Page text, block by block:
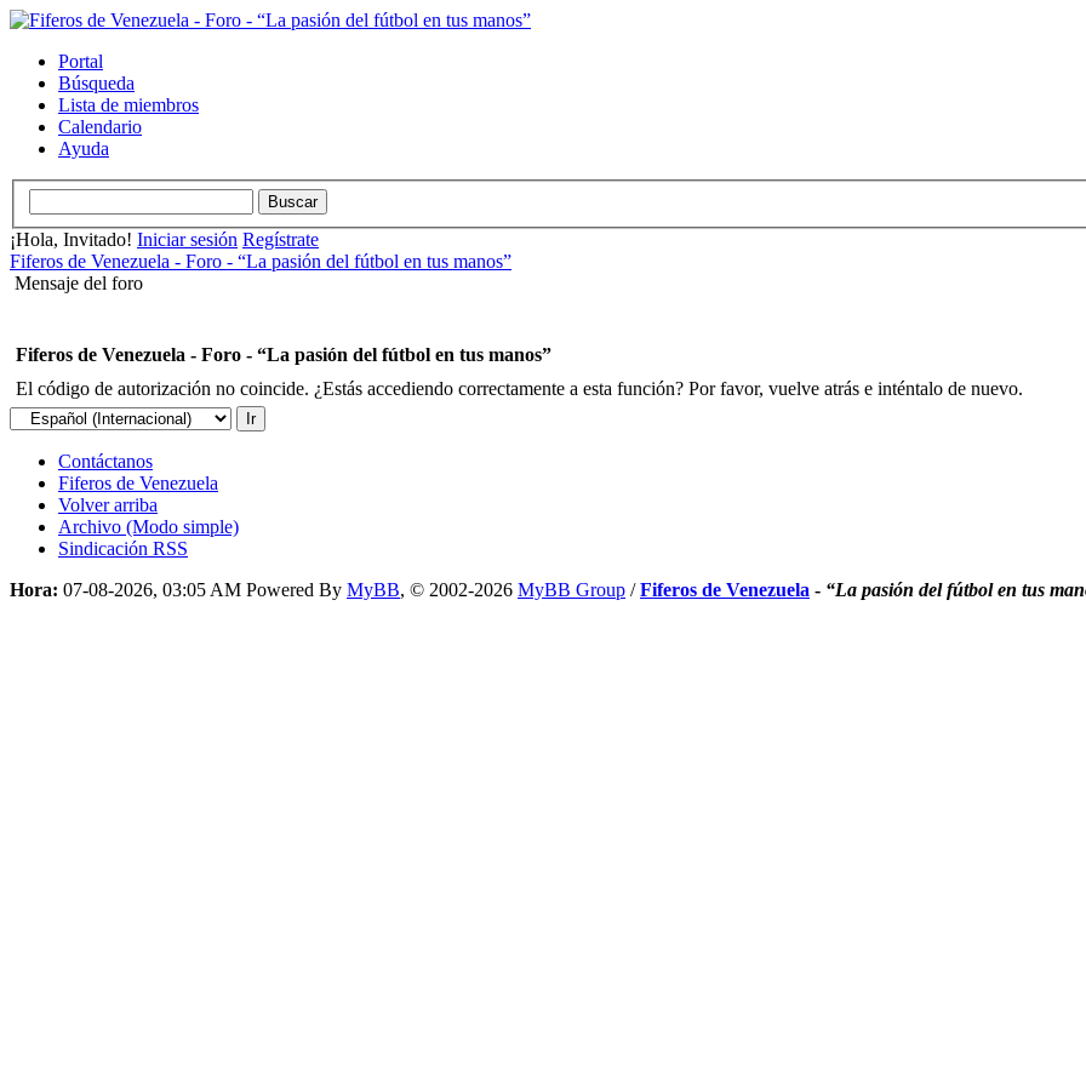
Portal
Búsqueda
Lista de miembros
Calendario
Ayuda
¡Hola, Invitado! Iniciar sesión Regístrate
Fiferos de Venezuela - Foro - “La pasión del fútbol en tus manos”
Mensaje del foro
Fiferos de Venezuela - Foro - “La pasión del fútbol en tus manos”
El código de autorización no coincide. ¿Estás accediendo correctamente a esta función? Por favor, vuelve atrás e inténtalo de nuevo.
Contáctanos
Fiferos de Venezuela
Volver arriba
Archivo (Modo simple)
Sindicación RSS
Hora: 07-08-2026, 03:05 AM Powered By MyBB, © 2002-2026 MyBB Group /Fiferos de Venezuela - “La pasión del fútbol en tus